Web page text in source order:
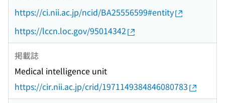
https://ci.nii.ac.jp/ncid/BA25556599#entity
https://lccn.loc.gov/95014342
掲載誌
Medical intelligence unit
https://cir.nii.ac.jp/crid/1971149384846080783